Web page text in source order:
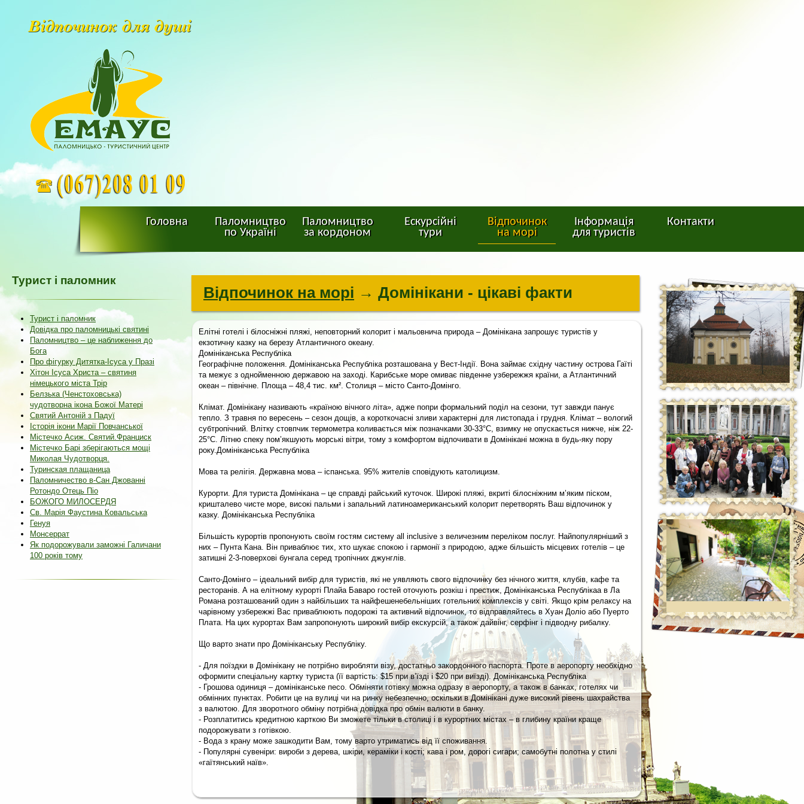
Головна
Паломництво
по Україні
Паломництво
за кордоном
Ескурсійні
тури
Відпочинок
на морі
Інформація
для туристів
Контакти
Відпочинок на морі → Домінікани - цікаві факти
Елітні готелі і білосніжні пляжі, неповторний колорит і мальовнича природа – Домінікана запрошує туристів у
екзотичну казку на березу Атлантичного океану.
Домініканська Республіка
Географічне положення. Домініканська Республіка розташована у Вест-Індії. Вона займає східну частину острова Гаїті
та межує з однойменною державою на заході. Карибське море омиває південне узбережжя країни, а Атлантичний
океан – північне. Площа – 48,4 тис. км². Столиця – місто Санто-Домінго.
Клімат. Домінікану називають «країною вічного літа», адже попри формальний поділ на сезони, тут завжди панує
тепло. З травня по вересень – сезон дощів, а короткочасні зливи характерні для листопада і грудня. Клімат – вологий
субтропічний. Влітку стовпчик термометра коливається між позначками 30-33°С, взимку не опускається нижче, ніж 22-
25°С. Літню спеку пом’якшують морські вітри, тому з комфортом відпочивати в Домінікані можна в будь-яку пору
року.Домініканська Республіка
Мова та релігія. Державна мова – іспанська. 95% жителів сповідують католицизм.
Курорти. Для туриста Домінікана – це справді райський куточок. Широкі пляжі, вкриті білосніжним м’яким піском,
кришталево чисте море, високі пальми і запальний латиноамериканський колорит перетворять Ваш відпочинок у
казку. Домініканська Республіка
Більшість курортів пропонують своїм гостям систему all inclusive з величезним переліком послуг. Найпопулярніший з
них – Пунта Кана. Він приваблює тих, хто шукає спокою і гармонії з природою, адже більшість місцевих готелів – це
затишні 2-3-поверхові бунгала серед тропічних джунглів.
Санто-Домінго – ідеальний вибір для туристів, які не уявляють свого відпочинку без нічного життя, клубів, кафе та
ресторанів. А на елітному курорті Плайа Баваро гостей оточують розкіш і престиж, Домініканська Республікаа в Ла
Романа розташований один з найбільших та найфешенебельніших готельних комплексів у світі. Якщо крім релаксу на
чарівному узбережжі Вас приваблюють подорожі та активний відпочинок, то відправляйтесь в Хуан Доліо або Пуерто
Плата. На цих курортах Вам запропонують широкий вибір екскурсій, а також дайвінг, серфінг і підводну рибалку.
Що варто знати про Домініканську Республіку.
- Для поїздки в Домінікану не потрібно виробляти візу, достатньо закордонного паспорта. Проте в аеропорту необхідно
оформити спеціальну картку туриста (її вартість: $15 при в’їзді і $20 при виїзді). Домініканська Республіка
- Грошова одиниця – домініканське песо. Обміняти готівку можна одразу в аеропорту, а також в банках, готелях чи
обмінних пунктах. Робити це на вулиці чи на ринку небезпечно, оскільки в Домінікані дуже високий рівень шахрайства
з валютою. Для зворотного обміну потрібна довідка про обмін валюти в банку.
- Розплатитись кредитною карткою Ви зможете тільки в столиці і в курортних містах – в глибину країни краще
подорожувати з готівкою.
- Вода з крану може зашкодити Вам, тому варто утриматись від її споживання.
- Популярні сувеніри: вироби з дерева, шкіри, кераміки і кості; кава і ром, дорогі сигари; самобутні полотна у стилі
«гаїтянський наїв».
Турист і паломник
Турист і паломник
Довідка про паломницькі святині
Паломництво – це наближення до
Бога
Про фігурку Дитятка-Ісуса у Празі
Хітон Ісуса Христа – святиня
німецького міста Трір
Белзька (Ченстоховська)
чудотворна ікона Божої Матері
Святий Антоній з Падуї
Історія ікони Марії Повчанської
Містечко Асиж. Святий.Франциск
Містечко Барі зберігаються мощі
Миколая Чудотворця.
Туринская плащаница
Паломничество в-Сан Джованні
Ротондо Отець Піо
БОЖОГО МИЛОСЕРДЯ
Св. Марія Фаустина Ковальська
Генуя
Монсеррат
Як подорожували заможні Галичани
100 років тому